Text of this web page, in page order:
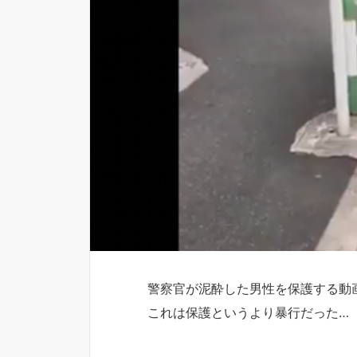
警察官が泥酔した男性を保護する
これは保護というより暴行だった…